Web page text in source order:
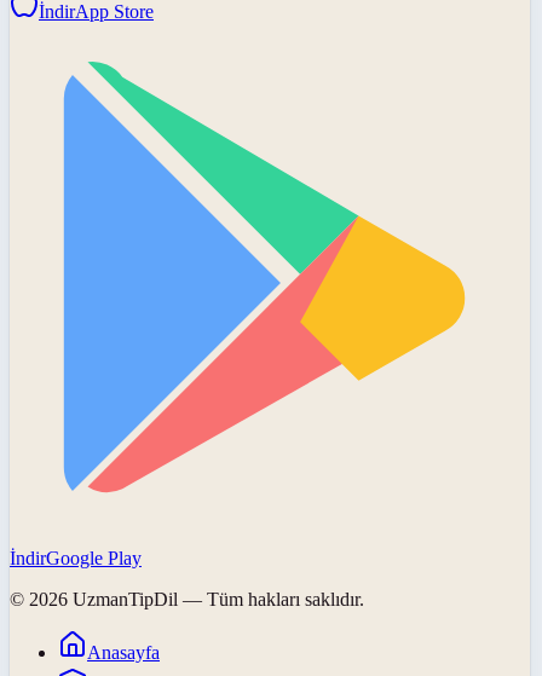
İndirApp Store
İndirGoogle Play
© 2026 UzmanTipDil — Tüm hakları saklıdır.
Anasayfa